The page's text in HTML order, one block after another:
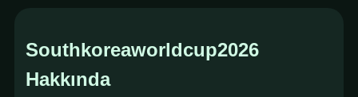
Southkoreaworldcup2026
Hakkında